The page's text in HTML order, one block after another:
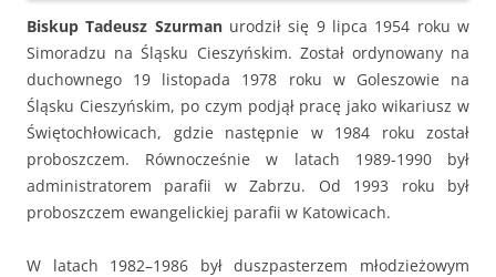
Biskup Tadeusz Szurmanurodził się 9 lipca 1954 roku w
Simoradzu na Śląsku Cieszyńskim. Został ordynowany na
duchownego 19 listopada 1978 roku w Goleszowie na
Śląsku Cieszyńskim, po czym podjął pracę jako wikariusz w
Świętochłowicach, gdzie następnie w 1984 roku został
proboszczem. Równocześnie w latach 1989-1990 był
administratorem parafii w Zabrzu. Od 1993 roku był
proboszczem ewangelickiej parafii w Katowicach.
W latach 1982–1986 był duszpasterzem młodzieżowym